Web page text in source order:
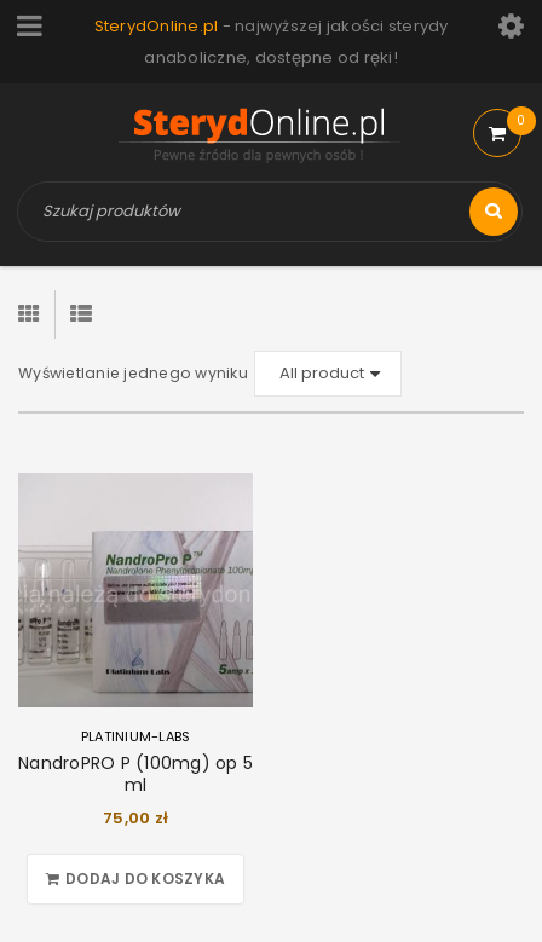
SterydOnline.pl - najwyższej jakości sterydy
anaboliczne, dostępne od ręki!
0
Wyświetlanie jednego wyniku
PLATINIUM-LABS
NandroPRO P (100mg) op 5
ml
75,00 zł
DODAJ DO KOSZYKA